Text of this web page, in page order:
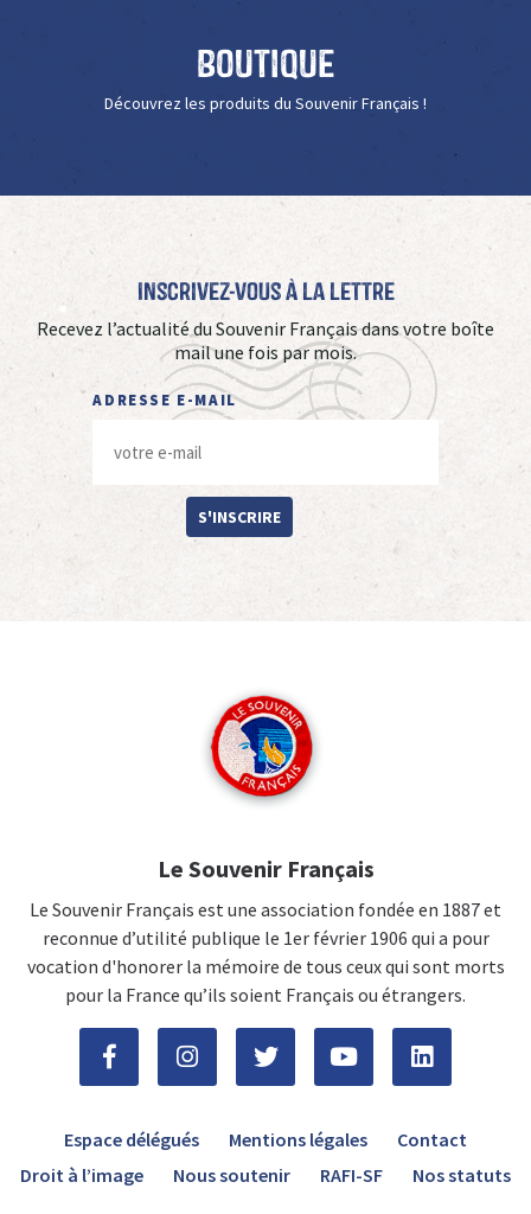
Boutique
Découvrez les produits du Souvenir Français !
Inscrivez-vous à La Lettre
Recevez l’actualité du Souvenir Français dans votre boîte
mail une fois par mois.
ADRESSE E-MAIL
S'INSCRIRE
Le Souvenir Français
Le Souvenir Français est une association fondée en 1887 et
reconnue d’utilité publique le 1er février 1906 qui a pour
vocation d'honorer la mémoire de tous ceux qui sont morts
pour la France qu’ils soient Français ou étrangers.
Espace délégués Mentions légales
Contact
Droit à l’image
Nous soutenir RAFI-SF Nos statuts